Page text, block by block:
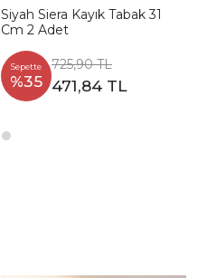
Siyah Siera Kayık Tabak 31
Cm 2 Adet
Sepette
%35
725,90 TL
471,84 TL